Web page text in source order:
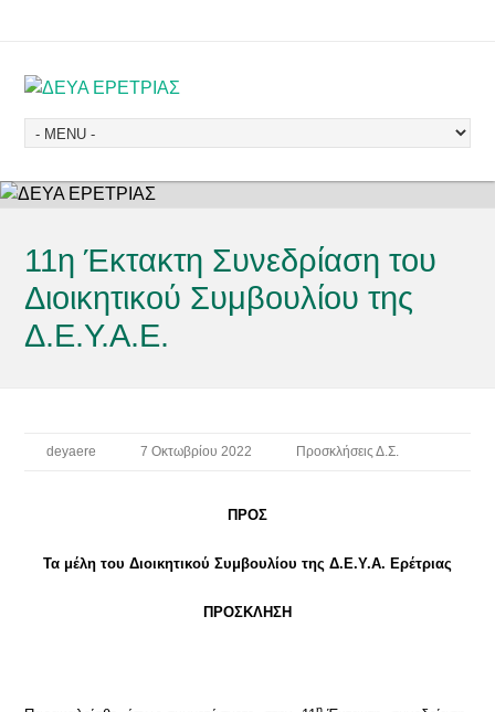
11η Έκτακτη Συνεδρίαση του
Διοικητικού Συμβουλίου της
Δ.Ε.Υ.Α.Ε.
deyaere 7 Οκτωβρίου 2022 Προσκλήσεις Δ.Σ.
ΠΡΟΣ
Τα μέλη του Διοικητικού Συμβουλίου της Δ.Ε.Υ.Α. Ερέτριας
ΠΡΟΣΚΛΗΣΗ